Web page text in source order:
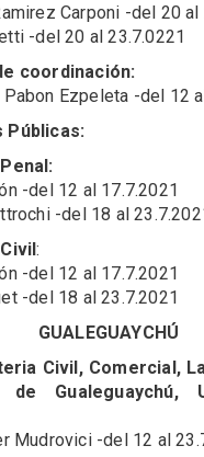
Carponi -del 20 al
-del 20 al 23.7.0221
coordinación:
Ezpeleta -del 12
Públicas:
-del 12 al 17.7.2021
-del 18 al
:
-del 12 al 17.7.2021
-del 18 al 23.7.2021
GUALEGUAYCHÚ
Civil, Comercial,
Gualeguaychú,
Mudrovici -del 12 al